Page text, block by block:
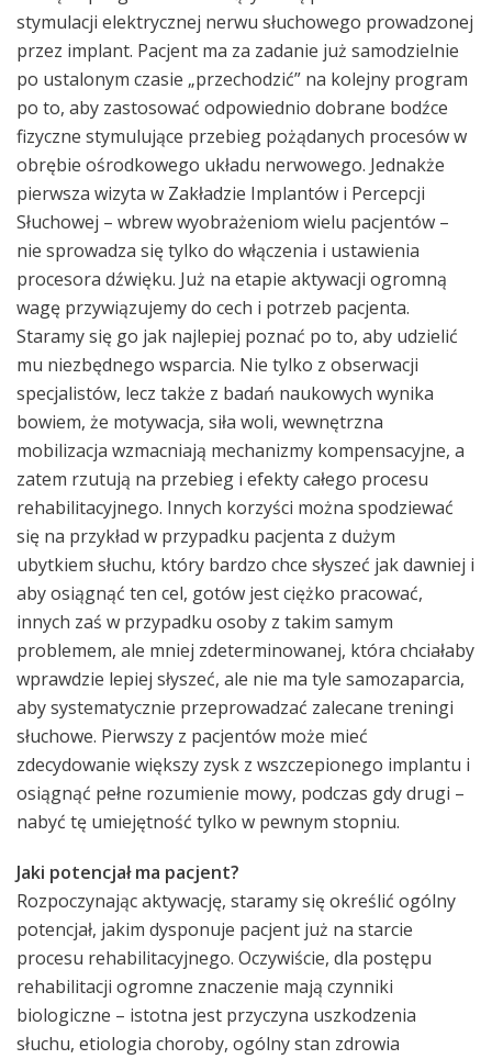
stymulacji elektrycznej nerwu słuchowego prowadzonej
przez implant. Pacjent ma za zadanie już samodzielnie
po ustalonym czasie „przechodzić” na kolejny program
po to, aby zastosować odpowiednio dobrane bodźce
fizyczne stymulujące przebieg pożądanych procesów w
obrębie ośrodkowego układu nerwowego. Jednakże
pierwsza wizyta w Zakładzie Implantów i Percepcji
Słuchowej – wbrew wyobrażeniom wielu pacjentów –
nie sprowadza się tylko do włączenia i ustawienia
procesora dźwięku. Już na etapie aktywacji ogromną
wagę przywiązujemy do cech i potrzeb pacjenta.
Staramy się go jak najlepiej poznać po to, aby udzielić
mu niezbędnego wsparcia. Nie tylko z obserwacji
specjalistów, lecz także z badań naukowych wynika
bowiem, że motywacja, siła woli, wewnętrzna
mobilizacja wzmacniają mechanizmy kompensacyjne, a
zatem rzutują na przebieg i efekty całego procesu
rehabilitacyjnego. Innych korzyści można spodziewać
się na przykład w przypadku pacjenta z dużym
ubytkiem słuchu, który bardzo chce słyszeć jak dawniej i
aby osiągnąć ten cel, gotów jest ciężko pracować,
innych zaś w przypadku osoby z takim samym
problemem, ale mniej zdeterminowanej, która chciałaby
wprawdzie lepiej słyszeć, ale nie ma tyle samozaparcia,
aby systematycznie przeprowadzać zalecane treningi
słuchowe. Pierwszy z pacjentów może mieć
zdecydowanie większy zysk z wszczepionego implantu i
osiągnąć pełne rozumienie mowy, podczas gdy drugi –
nabyć tę umiejętność tylko w pewnym stopniu.
Jaki potencjał ma pacjent?
Rozpoczynając aktywację, staramy się określić ogólny
potencjał, jakim dysponuje pacjent już na starcie
procesu rehabilitacyjnego. Oczywiście, dla postępu
rehabilitacji ogromne znaczenie mają czynniki
biologiczne – istotna jest przyczyna uszkodzenia
słuchu, etiologia choroby, ogólny stan zdrowia